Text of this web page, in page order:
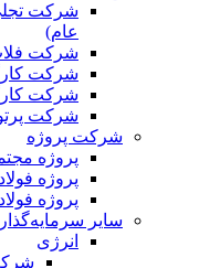
شرکت
عام)
شرکت فلات
شرکت
شرکت
شرکت
شرکت پروژه
پروژه
پروژه
پروژه
سایر
انرژی